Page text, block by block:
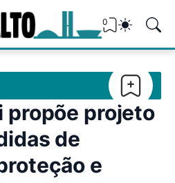
0
propõe projeto
de
e